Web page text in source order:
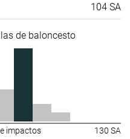
104 SA
de baloncesto
impactos 130 SA